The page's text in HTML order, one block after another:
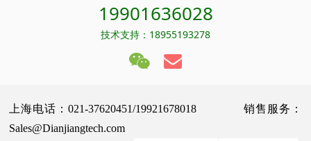
19901636028
技术支持：18955193278
上海电话：021-37620451/19921678018 销售服务：
Sales@Dianjiangtech.com